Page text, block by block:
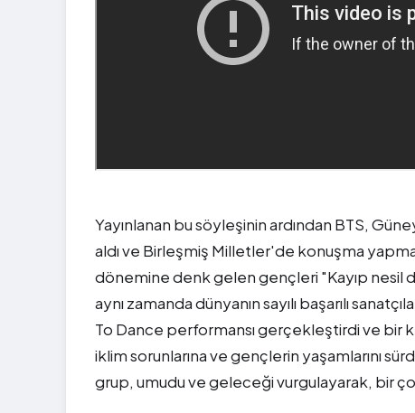
Yayınlanan bu söyleşinin ardından BTS,
aldı ve Birleşmiş Milletler'de konuşma
dönemine denk gelen gençleri "Kayıp nesil
aynı zamanda dünyanın sayılı başarılı
To Dance performansı gerçekleştirdi ve bir
iklim sorunlarına ve gençlerin yaşamlarını
grup, umudu ve geleceği vurgulayarak, bir